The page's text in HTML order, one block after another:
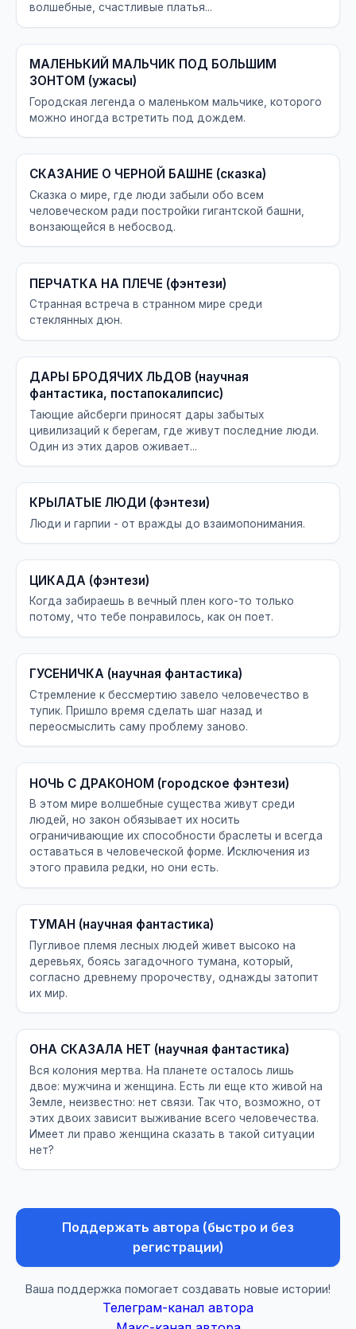
волшебные, счастливые платья...
МАЛЕНЬКИЙ МАЛЬЧИК ПОД БОЛЬШИМ
ЗОНТОМ (ужасы)
Городская легенда о маленьком мальчике, которого
можно иногда встретить под дождем.
СКАЗАНИЕ О ЧЕРНОЙ БАШНЕ (сказка)
Сказка о мире, где люди забыли обо всем
человеческом ради постройки гигантской башни,
вонзающейся в небосвод.
ПЕРЧАТКА НА ПЛЕЧЕ (фэнтези)
Странная встреча в странном мире среди
стеклянных дюн.
ДАРЫ БРОДЯЧИХ ЛЬДОВ (научная
фантастика, постапокалипсис)
Тающие айсберги приносят дары забытых
цивилизаций к берегам, где живут последние люди.
Один из этих даров оживает...
КРЫЛАТЫЕ ЛЮДИ (фэнтези)
Люди и гарпии - от вражды до взаимопонимания.
ЦИКАДА (фэнтези)
Когда забираешь в вечный плен кого-то только
потому, что тебе понравилось, как он поет.
ГУСЕНИЧКА (научная фантастика)
Стремление к бессмертию завело человечество в
тупик. Пришло время сделать шаг назад и
переосмыслить саму проблему заново.
НОЧЬ С ДРАКОНОМ (городское фэнтези)
В этом мире волшебные существа живут среди
людей, но закон обязывает их носить
ограничивающие их способности браслеты и всегда
оставаться в человеческой форме. Исключения из
этого правила редки, но они есть.
ТУМАН (научная фантастика)
Пугливое племя лесных людей живет высоко на
деревьях, боясь загадочного тумана, который,
согласно древнему пророчеству, однажды затопит
их мир.
ОНА СКАЗАЛА НЕТ (научная фантастика)
Вся колония мертва. На планете осталось лишь
двое: мужчина и женщина. Есть ли еще кто живой на
Земле, неизвестно: нет связи. Так что, возможно, от
этих двоих зависит выживание всего человечества.
Имеет ли право женщина сказать в такой ситуации
нет?
Поддержать автора (быстро и без
регистрации)
Ваша поддержка помогает создавать новые истории!
Телеграм-канал автора